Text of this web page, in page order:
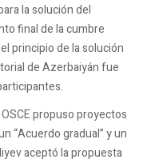
la solución del
final de la cumbre
principio de la solución
de Azerbaiyán fue
propuso proyectos
“Acuerdo gradual” y un
aceptó la propuesta